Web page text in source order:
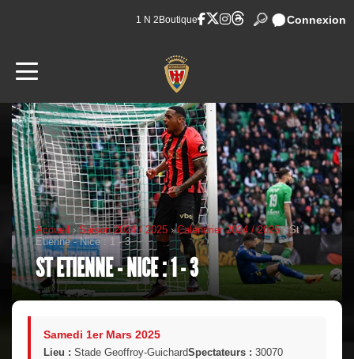
1 N 2 Boutique Connexion
Accueil ›Saison 2024 / 2025 ›Calendrier 2024 / 2025› St
Etienne - Nice : 1 - 3
ST ETIENNE - NICE : 1 - 3
Samedi 1er Mars 2025
Lieu : Stade Geoffroy-GuichardSpectateurs : 30070